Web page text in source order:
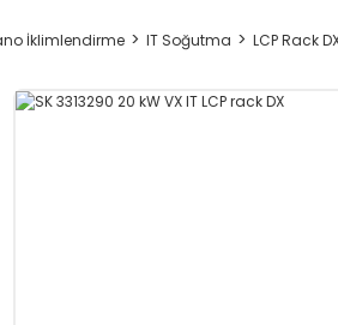
İklimlendirme IT Soğutma LCP Rack